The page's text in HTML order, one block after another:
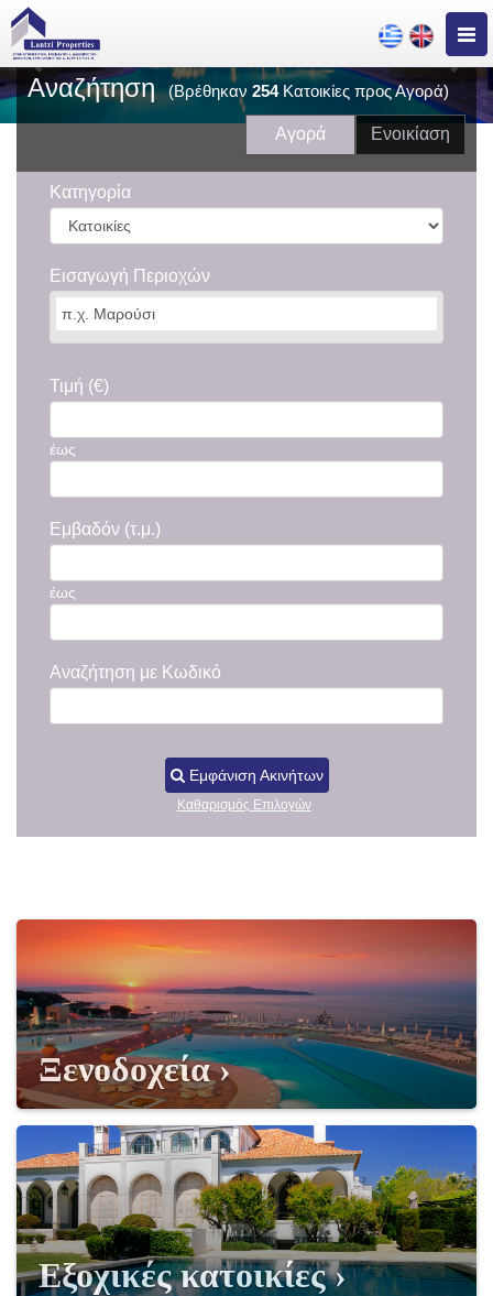
Previous
Αναζήτηση(Βρέθηκαν 254Κατοικίες προς Αγορά)
Αγορά Ενοικίαση
Κατηγορία
Εισαγωγή Περιοχών
Τιμή (€)
έως
Εμβαδόν (τ.μ.)
έως
Αναζήτηση με Κωδικό
Εμφάνιση Ακινήτων
Καθαρισμός Επιλογών
Ξενοδοχεία
Εξοχικές κατοικίες